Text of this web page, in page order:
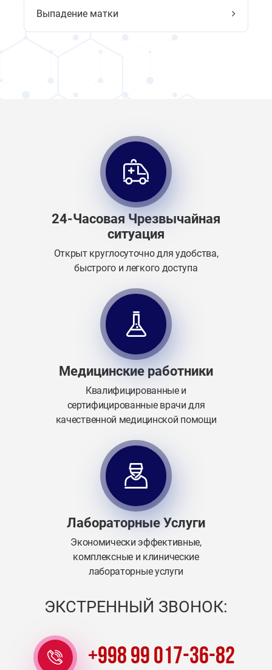
Выпадение матки
24-Часовая Чрезвычайная
ситуация
Открыт круглосуточно для удобства,
быстрого и легкого доступа
Медицинские работники
Квалифицированные и
сертифицированные врачи для
качественной медицинской помощи
Лабораторные Услуги
Экономически эффективные,
комплексные и клинические
лабораторные услуги
ЭКСТРЕННЫЙ ЗВОНОК:
+998 99 017-36-82